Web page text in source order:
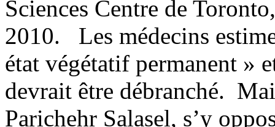
Sciences Centre de
2010. Les médecins
état végétatif permanent »
devrait être débranché.
Parichehr Salasel, s’y